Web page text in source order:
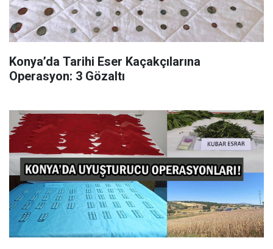
Konya’da Tarihi Eser Kaçakçılarına
Operasyon: 3 Gözaltı